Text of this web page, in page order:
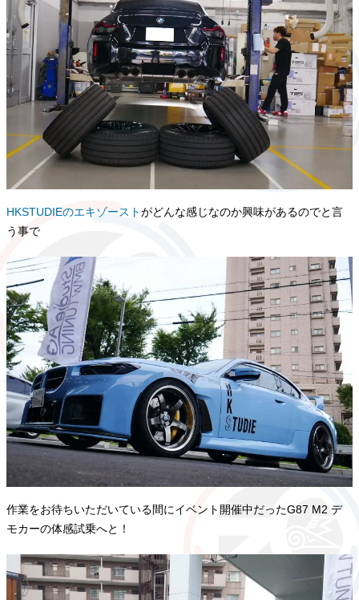
HKSTUDIEのエキゾーストがどんな感じなのか興味があるのでと言
う事で
作業をお待ちいただいている間にイベント開催中だったG87 M2 デ
モカーの体感試乗へと！